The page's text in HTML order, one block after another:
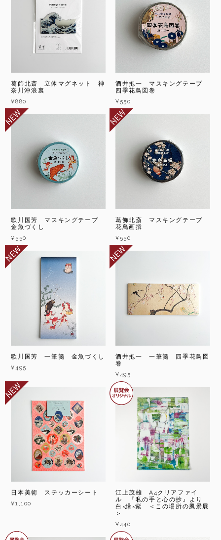
葛飾北斎 立体マグネット 神
奈川沖浪裏
¥880
酒井抱一 マスキングテープ
四季花鳥図巻
¥550
歌川国芳 マスキングテープ
金魚づくし
¥550
葛飾北斎 マスキングテープ
花鳥画撰
¥550
歌川国芳 一筆箋 金魚づくし
¥495
酒井抱一 一筆箋 四季花鳥図
巻
¥495
日本美術 ステッカーシート
¥1,100
江上茂雄 A4クリアファイ
ル 『私の手と心の抄』より
白×緑×紫 ＜この場所の風景展
＞
¥440